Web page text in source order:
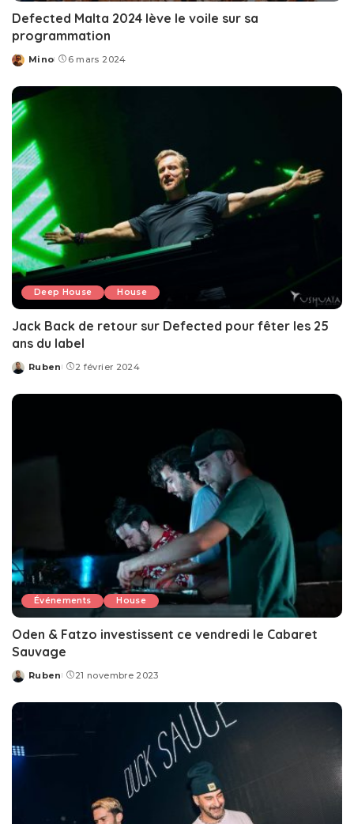
Defected Malta 2024 lève le voile sur sa
programmation
Posted
Mino 6 mars 2024
Deep House House
Jack Back de retour sur Defected pour fêter les 25
ans du label
Posted
Ruben 2 février 2024
Événements House
Oden & Fatzo investissent ce vendredi le Cabaret
Sauvage
Posted
Ruben 21 novembre 2023